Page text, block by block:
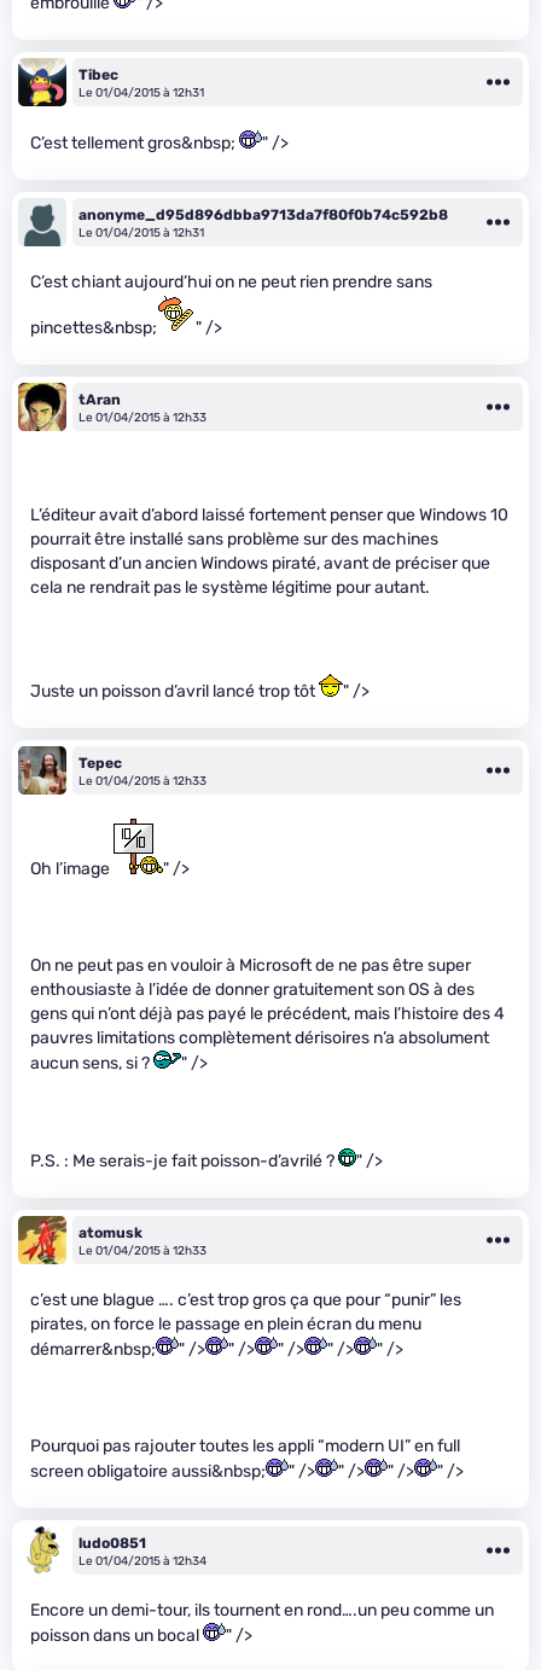
Tibec
Le 01/04/2015 à 12h31
C’est tellement gros&nbsp; " />
anonyme_d95d896dbba9713da7f80f0b74c592b8
Le 01/04/2015 à 12h31
C’est chiant aujourd’hui on ne peut rien prendre sans
pincettes&nbsp; " />
tAran
Le 01/04/2015 à 12h33
L’éditeur avait d’abord laissé fortement penser que Windows 10
pourrait être installé sans problème sur des machines
disposant d’un ancien Windows piraté, avant de préciser que
cela ne rendrait pas le système légitime pour autant.
Juste un poisson d’avril lancé trop tôt " />
Tepec
Le 01/04/2015 à 12h33
Oh l’image " />
On ne peut pas en vouloir à Microsoft de ne pas être super
enthousiaste à l’idée de donner gratuitement son OS à des
gens qui n’ont déjà pas payé le précédent, mais l’histoire des 4
pauvres limitations complètement dérisoires n’a absolument
aucun sens, si ?
" />
P.S. : Me serais-je fait poisson-d’avrilé ? " />
atomusk
Le 01/04/2015 à 12h33
c’est une blague …. c’est trop gros ça que pour “punir” les
pirates, on force le passage en plein écran du menu
démarrer&nbsp;
" /> " /> " /> " /> " />
Pourquoi pas rajouter toutes les appli “modern UI” en full
screen obligatoire aussi&nbsp;
" /> " /> " /> " />
ludo0851
Le 01/04/2015 à 12h34
Encore un demi-tour, ils tournent en rond….un peu comme un
poisson dans un bocal
" />